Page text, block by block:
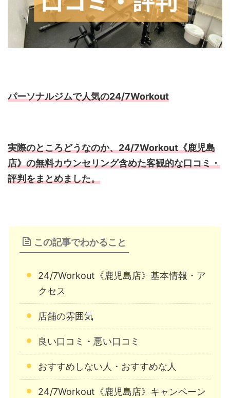
パーソナルジムで人気の24/7Workout
実際のところどうなのか、24/7Workout《鹿児島
店》の無料カウンセリング含めた客観的な口コミ・
評判をまとめました。
この記事でわかること
24/7Workout《鹿児島店》基本情報・ア
クセス
店舗の雰囲気
良い口コミ・悪い口コミ
おすすめしない人・おすすめな人
24/7Workout《鹿児島店》キャンペーン